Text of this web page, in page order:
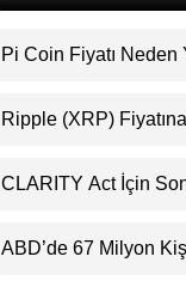
Pi Coin Fiyatı
Destekledi
Ripple (XRP)
Uyarı
CLARITY Act İçin
Beklentisini Bozabilir
ABD’de 67 Milyon